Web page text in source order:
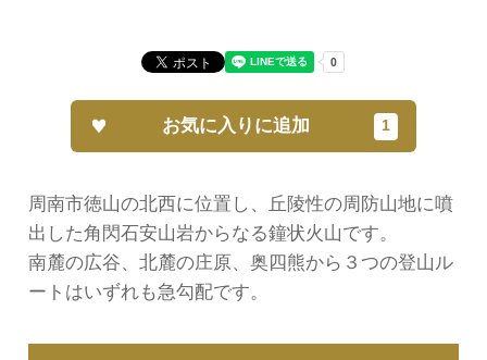
周南市徳山の北西に位置し、丘陵性の周防山地に噴
出した角閃石安山岩からなる鐘状火山です。
南麓の広谷、北麓の庄原、奥四熊から３つの登山ル
ートはいずれも急勾配です。
お気に入りに追加